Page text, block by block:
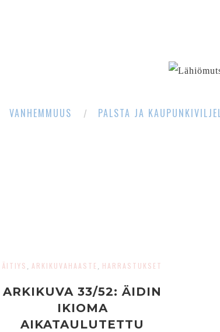
VANHEMMUUS PALSTA JA
ÄITIYS , ARKIKUVAHAASTE , HARRASTUKSET
ARKIKUVA 33/52: ÄIDIN
IKIOMA
AIKATAULUTETTU